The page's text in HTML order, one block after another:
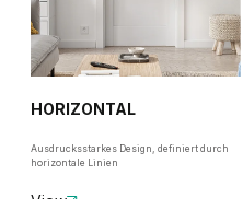
HORIZONTAL
Ausdrucksstarkes Design, definiert durch
horizontale Linien